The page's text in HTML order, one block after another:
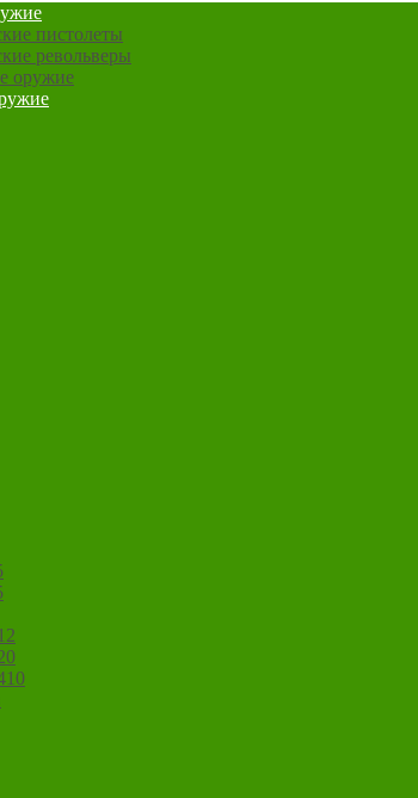
пистолеты
револьверы
оружие